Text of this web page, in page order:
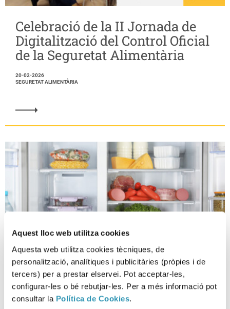
Aquest lloc web utilitza cookies
Aquesta web utilitza cookies tècniques, de
personalització, analítiques i publicitàries (pròpies i de
tercers) per a prestar elservei. Pot acceptar-les,
configurar-les o bé rebutjar-les. Per a més informació pot
consultar la Política de Cookies.
Celebració de la II Jornada de
Digitalització del Control Oficial
de la Seguretat Alimentària
20-02-2026
SEGURETAT ALIMENTÀRIA
Consells de seguretat